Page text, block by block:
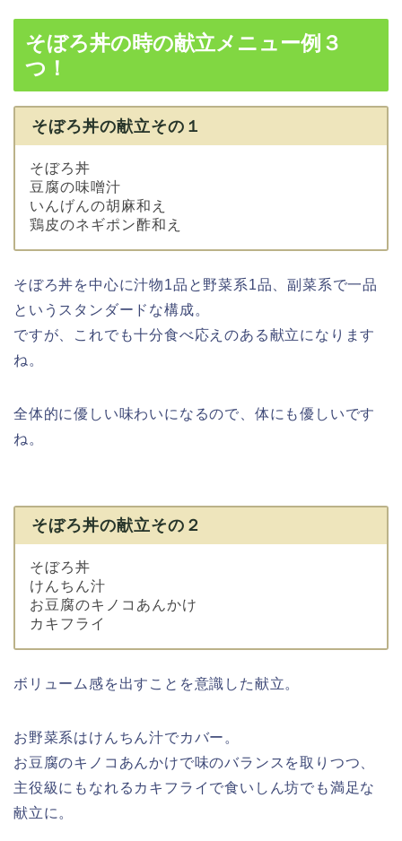
そぼろ丼の時の献立メニュー例３
つ！
そぼろ丼の献立その１
そぼろ丼
豆腐の味噌汁
いんげんの胡麻和え
鶏皮のネギポン酢和え
そぼろ丼を中心に汁物1品と野菜系1品、副菜系で一品
というスタンダードな構成。
ですが、これでも十分食べ応えのある献立になります
ね。
全体的に優しい味わいになるので、体にも優しいです
ね。
そぼろ丼の献立その２
そぼろ丼
けんちん汁
お豆腐のキノコあんかけ
カキフライ
ボリューム感を出すことを意識した献立。
お野菜系はけんちん汁でカバー。
お豆腐のキノコあんかけで味のバランスを取りつつ、
主役級にもなれるカキフライで食いしん坊でも満足な
献立に。